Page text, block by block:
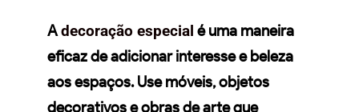
Adecoração especial é uma maneira
eficaz de adicionar interesse e beleza
aos espaços. Use móveis, objetos
decorativos e obras de arte que